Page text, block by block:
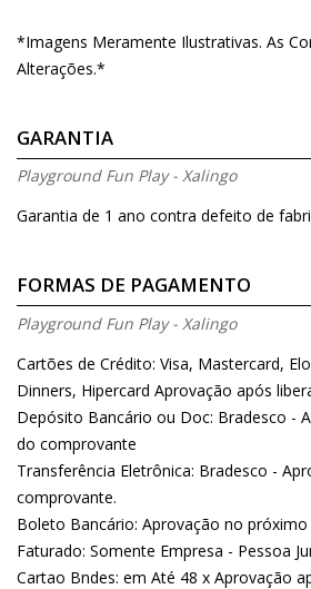
*Imagens Meramente Ilustrativas. As
Alterações.*
GARANTIA
Playground Fun Play - Xalingo
Garantia de 1 ano contra defeito de
FORMAS DE PAGAMENTO
Playground Fun Play - Xalingo
Cartões de Crédito: Visa, Mastercard,
Dinners, Hipercard Aprovação após
Depósito Bancário ou Doc: Bradesco -
do comprovante
Transferência Eletrônica: Bradesco -
comprovante.
Boleto Bancário: Aprovação no próximo
Faturado: Somente Empresa - Pessoa
Cartao Bndes: em Até 48 x Aprovação